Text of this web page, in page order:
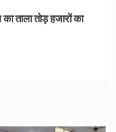
ताला तोड़ हजारों का